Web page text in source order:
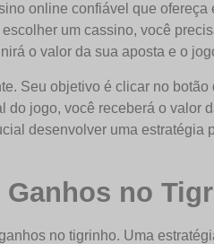
online confiável que
um cassino, você
o valor da sua aposta e o
Seu objetivo é clicar no botão
jogo, você receberá o
desenvolver uma
no
no tigrinho. Uma